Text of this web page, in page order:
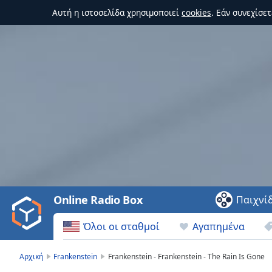
Αυτή η ιστοσελίδα χρησιμοποιεί cookies. Εάν
Video
Play
Backward
Skip
Όλοι οι σταθμοί Αγαπημένα
Online Radio Box
Αρχική Frankenstein Frankenstein - Frankenstein - The Rain Is Gone